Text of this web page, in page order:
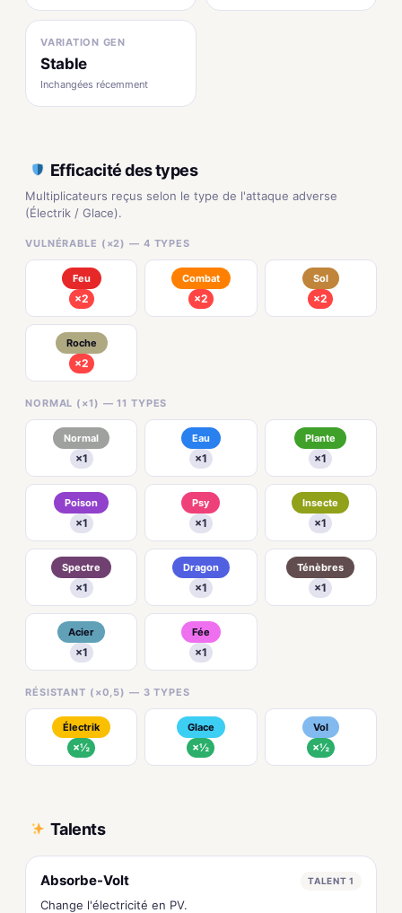
VARIATION GEN
Stable
Inchangées récemment
Efficacité des types
Multiplicateurs reçus selon le type de l'attaque adverse
(Électrik / Glace).
VULNÉRABLE (×2) — 4 TYPES
Feu
×2
Combat
×2
Sol
×2
Roche
×2
NORMAL (×1) — 11 TYPES
Normal
×1
Eau
×1
Plante
×1
Poison
×1
Psy
×1
Insecte
×1
Spectre
×1
Dragon
×1
Ténèbres
×1
Acier
×1
Fée
×1
RÉSISTANT (×0,5) — 3 TYPES
Électrik
×½
Glace
×½
Vol
×½
Talents
Absorbe-Volt TALENT 1
Change l'électricité en PV.